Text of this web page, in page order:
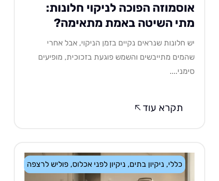
הפוכה לניקוי חלונות:
השיטה באמת מתאימה?
חלונות שנראים נקיים בזמן הניקוי, אבל אחרי
מתייבשים והשמש פוגעת בזכוכית, מופיעים
תקרא עוד
ניקיון בתים,ניקיון לפני אכלוס,פוליש לרצפה